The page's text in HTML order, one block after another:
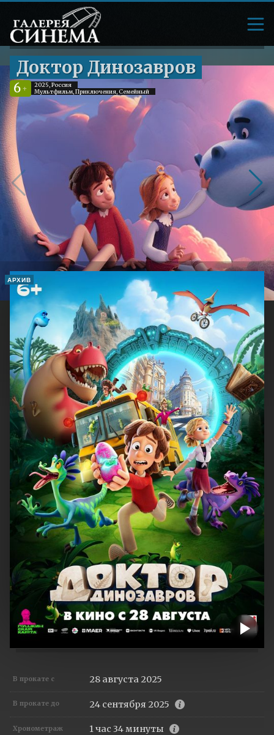
Доктор Динозавров
6 +
2025, Россия
Мультфильм, Приключения, Семейный
АРХИВ
В прокате с 28 августа 2025
В прокате до 24 сентября 2025
Хронометраж 1 час 34 минуты